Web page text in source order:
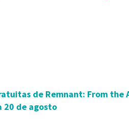
de Remnant: From the
20 de agosto